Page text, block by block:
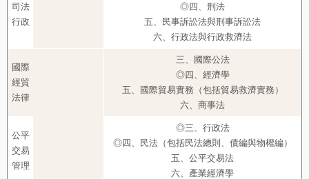
司法
行政
◎四、刑法
五、民事訴訟法與刑事訴訟法
六、行政法與行政救濟法
國際
經貿
法律
三、國際公法
◎四、經濟學
五、國際貿易實務（包括貿易救濟實務）
六、商事法
公平
交易
管理
◎三、行政法
◎四、民法（包括民法總則、債編與物權編）
五、公平交易法
六、產業經濟學